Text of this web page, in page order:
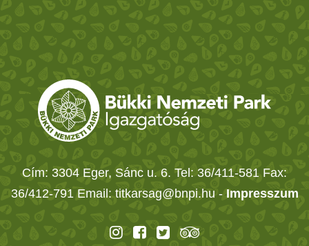
Cím: 3304 Eger, Sánc u. 6. Tel: 36/411-581 Fax:
36/412-791 Email: titkarsag@bnpi.hu - Impresszum